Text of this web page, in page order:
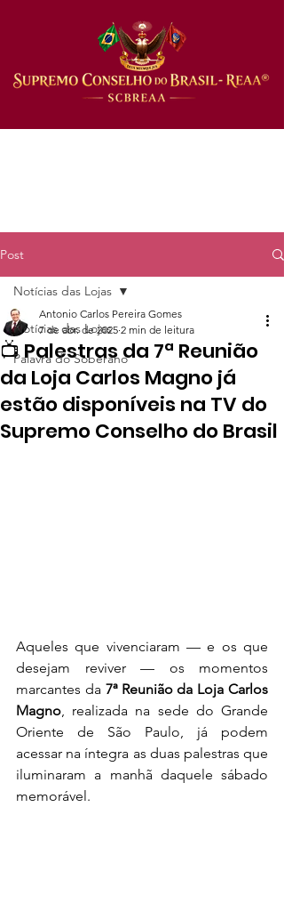
Post
Notícias das Lojas
Palavra do Soberano
Notícias das Lojas
📺 Palestras da 7ª Reunião
da Loja Carlos Magno já
estão disponíveis na TV do
Supremo Conselho do Brasil
Antonio Carlos Pereira Gomes
7 de abr. de 2025 2 min de leitura
Aqueles que vivenciaram — e os que
desejam reviver — os momentos
marcantes da 7ª Reunião da Loja Carlos
Magno, realizada na sede do Grande
Oriente de São Paulo, já podem
acessar na íntegra as duas palestras que
iluminaram a manhã daquele sábado
memorável.